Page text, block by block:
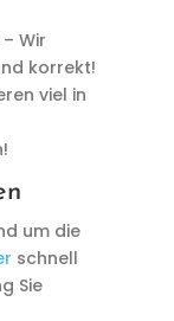
Wir
korrekt!
viel in
um die
schnell
Sie